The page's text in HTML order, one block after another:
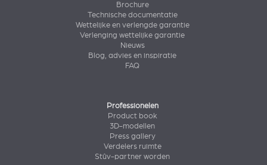
Brochure
Technische documentatie
Wettelijke en verlengde garantie
Verlenging wettelijke garantie
Nieuws
Blog, advies en inspiratie
FAQ
Professionelen
Product book
3D-modellen
Press gallery
Verdelers ruimte
Stûv-partner worden